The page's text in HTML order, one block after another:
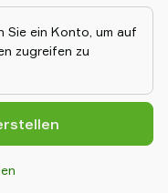
Sie ein Konto, um auf
zugreifen zu